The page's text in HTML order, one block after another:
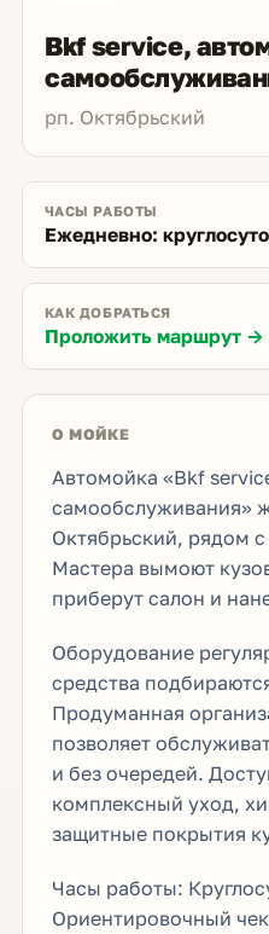
Bkf service,
рп. Октябрьский
ЧАСЫ РАБОТЫ
Ежедневно:
КАК ДОБРАТЬСЯ
Проложить маршрут →
О МОЙКЕ
Автомойка «Bkf
самообслуживания»
Октябрьский, рядом
Мастера вымоют
приберут салон и
Оборудование
средства
Продуманная
позволяет
и без очередей.
комплексный уход,
защитные покрытия
Часы работы:
Ориентировочный